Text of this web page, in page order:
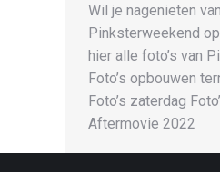
Wil je nagenieten
Pinksterweekend
hier alle foto’s van
Foto’s opbouwen
Foto’s zaterdag
Aftermovie 2022